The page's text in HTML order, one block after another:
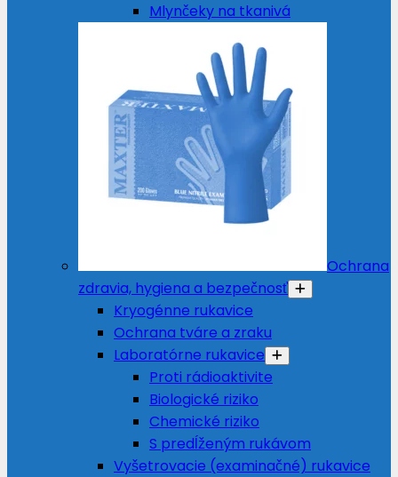
Mlynčeky na tkanivá
Ochrana
zdravia, hygiena a bezpečnosť
Kryogénne rukavice
Ochrana tváre a zraku
Laboratórne rukavice
Proti rádioaktivite
Biologické riziko
Chemické riziko
S predĺženým rukávom
Vyšetrovacie (examinačné) rukavice